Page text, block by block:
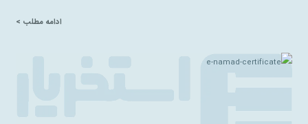
ادامه مطلب >